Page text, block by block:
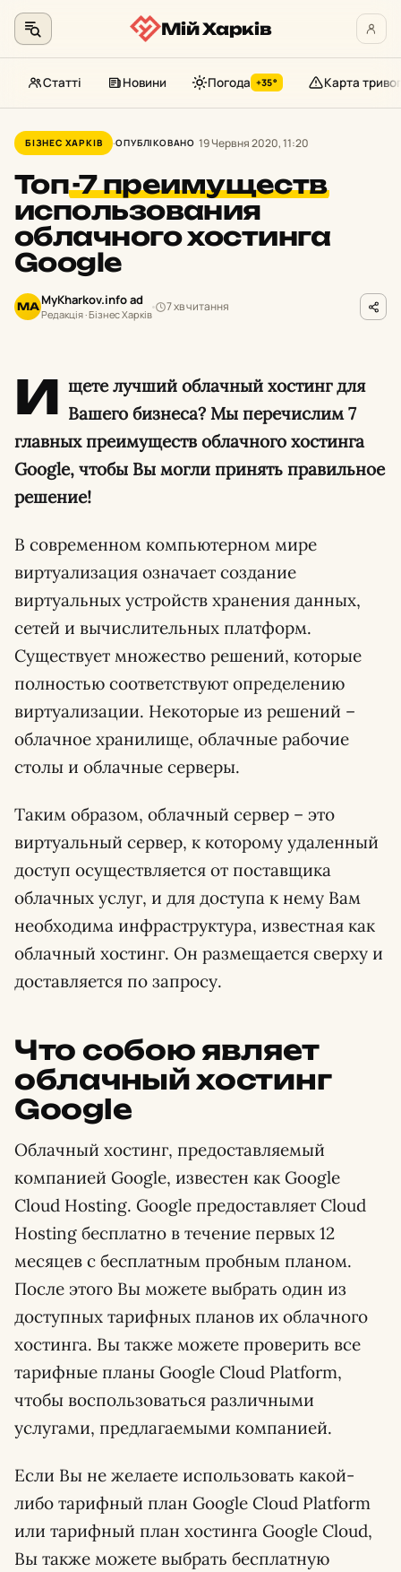
до
контенту
Мій Харків
Статті Новини Погода +35° Карта тривог
БІЗНЕС ХАРКІВ ОПУБЛІКОВАНО 19 Червня 2020, 11:20
Топ-7 преимуществ
использования
облачного хостинга
Google
MA MyKharkov.info ad
Редакція · Бізнес Харків
7 хв читання
И щете лучший облачный хостинг для
Вашего бизнеса? Мы перечислим 7
главных преимуществ облачного хостинга
Google, чтобы Вы могли принять правильное
решение!
В современном компьютерном мире
виртуализация означает создание
виртуальных устройств хранения данных,
сетей и вычислительных платформ.
Существует множество решений, которые
полностью соответствуют определению
виртуализации. Некоторые из решений –
облачное хранилище, облачные рабочие
столы и облачные серверы.
Таким образом, облачный сервер – это
виртуальный сервер, к которому удаленный
доступ осуществляется от поставщика
облачных услуг, и для доступа к нему Вам
необходима инфраструктура, известная как
облачный хостинг. Он размещается сверху и
доставляется по запросу.
Что собою являет
облачный хостинг
Google
Облачный хостинг, предоставляемый
компанией Google, известен как Google
Cloud Hosting. Google предоставляет Cloud
Hosting бесплатно в течение первых 12
месяцев с бесплатным пробным планом.
После этого Вы можете выбрать один из
доступных тарифных планов их облачного
хостинга. Вы также можете проверить все
тарифные планы Google Cloud Platform,
чтобы воспользоваться различными
услугами, предлагаемыми компанией.
Если Вы не желаете использовать какой-
либо тарифный план Google Cloud Platform
или тарифный план хостинга Google Cloud,
Вы также можете выбрать бесплатную